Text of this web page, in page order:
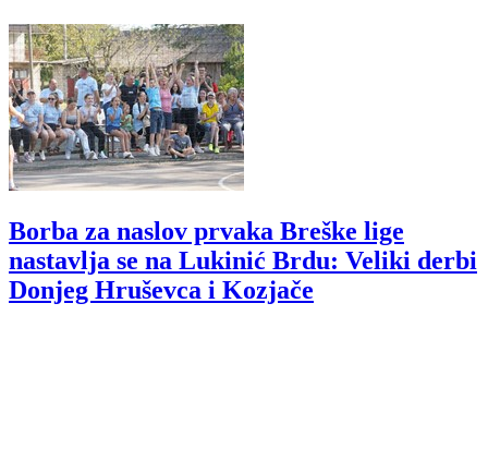
Borba za naslov prvaka Breške lige
nastavlja se na Lukinić Brdu: Veliki derbi
Donjeg Hruševca i Kozjače